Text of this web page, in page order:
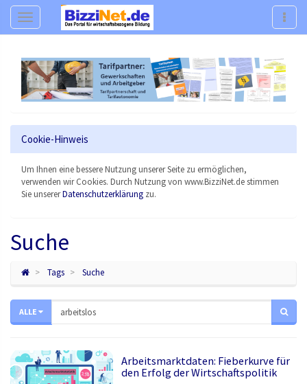
Navigation
Cookie-Hinweis
Um Ihnen eine bessere Nutzung unserer Seite zu ermöglichen,
verwenden wir Cookies. Durch Nutzung von www.BizziNet.de stimmen
Sie unsererDatenschutzerklärung zu.
Suche
Tags Suche
ALLE
Arbeitsmarktdaten: Fieberkurve für
den Erfolg der Wirtschaftspolitik